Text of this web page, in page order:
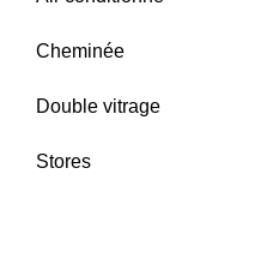
Cheminée
Double vitrage
Stores